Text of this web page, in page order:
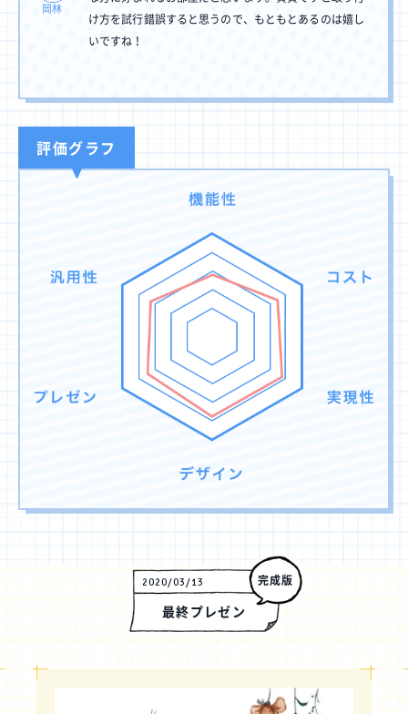
岡林
け方を試行錯誤すると思うので、もともとあるのは嬉し
いですね！
評価グラフ
2020/03/13
最終プレゼン
完成版